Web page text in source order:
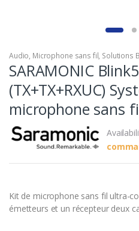
Audio, Microphone sans fil, Solutions
SARAMONIC
(TX+TX+RXUC)
microphone sans
Kit de microphone sans fil ultra-
émetteurs et un récepteur deux